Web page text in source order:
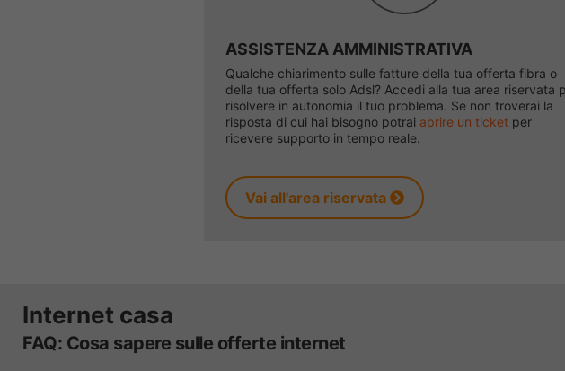
ASSISTENZA AMMINISTRATIVA
Qualche chiarimento sulle fatture della tua offerta fibra o
della tua offerta solo Adsl? Accedi alla tua area riservata
risolvere in autonomia il tuo problema. Se non troverai la
risposta di cui hai bisogno potrai aprire un ticket per
ricevere supporto in tempo reale.
Vai all'area riservata
Internet casa
FAQ: Cosa sapere sulle offerte internet